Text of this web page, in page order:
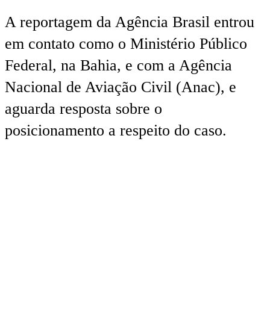
A reportagem da Agência Brasil entrou
em contato como o Ministério Público
Federal, na Bahia, e com a Agência
Nacional de Aviação Civil (Anac), e
aguarda resposta sobre o
posicionamento a respeito do caso.